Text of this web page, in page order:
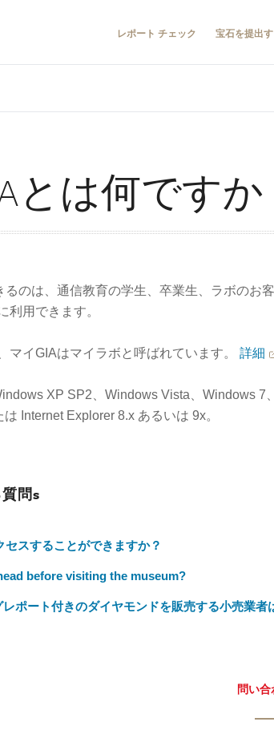
レポート チェック 宝石を提出
とは何ですか
るのは、通信教育の学生、卒業生、ラボのお
利用できます。
マイGIAはマイラボと呼ばれています。 詳細
XP SP2、Windows Vista、Windows 7
Internet Explorer 8.x あるいは 9x。
問s
セスすることができますか？
before visiting the museum?
ポート付きのダイヤモンドを販売する小売業者
問い